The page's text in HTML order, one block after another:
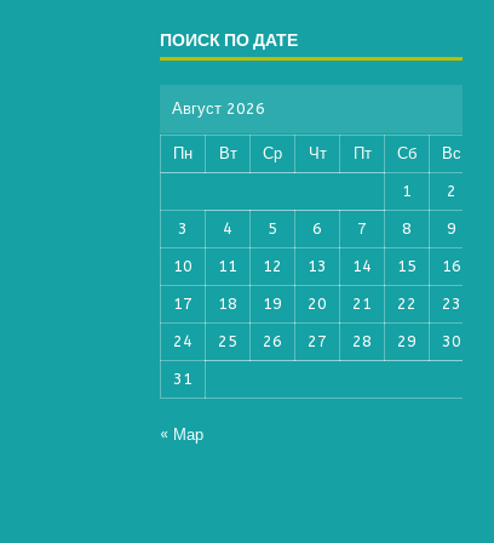
ПОИСК ПО ДАТЕ
Август 2026
Пн Вт Ср Чт Пт Сб Вс
1 2
3 4 5 6 7 8 9
10 11 12 13 14 15 16
17 18 19 20 21 22 23
24 25 26 27 28 29 30
31
« Мар